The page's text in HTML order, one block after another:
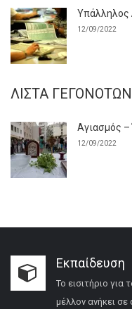
Υπάλληλος
12/09/2022
ΛΊΣΤΑ ΓΕΓΟΝΌΤΩΝ
Αγιασμός –
12/09/2022
Εκπαίδευση
Το εισιτήριο για
μέλλον ανήκει